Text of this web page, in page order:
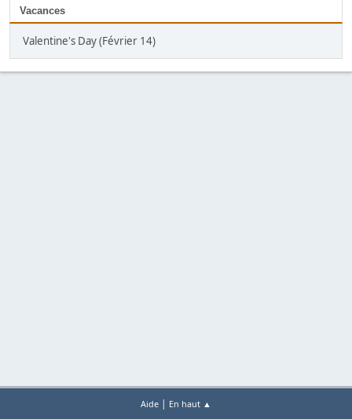
Vacances
Valentine's Day (Février 14)
Aide | En haut ▲